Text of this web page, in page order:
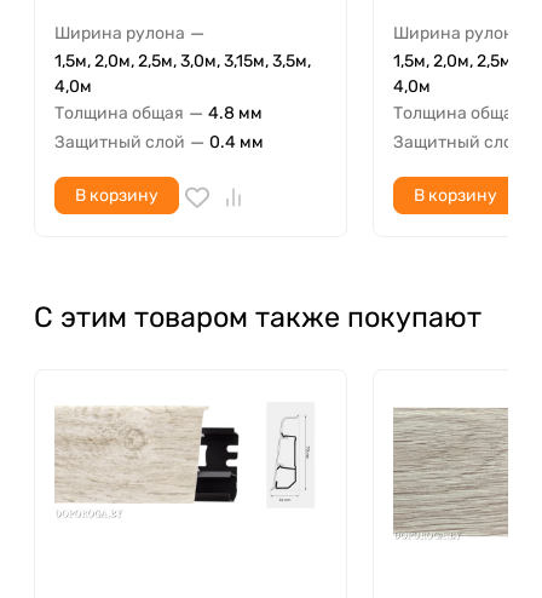
Ширина рулона —
1,5м, 2,0м, 2,5м, 3,0м, 3,15м, 3,5м,
4,0м
Толщина общая — 4.8 мм
Защитный слой — 0.4 мм
В корзину
Ширина рулона
1,5м, 2,0м, 2,5м,
4,0м
Толщина общая
Защитный слой
В корзину
С этим товаром также покупают